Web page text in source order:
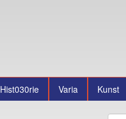
Hist030rie Varia Kunst